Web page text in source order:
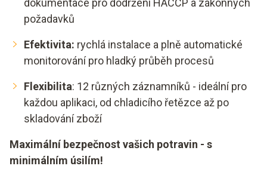
dokumentace pro dodržení HACCP a zákonných
požadavků
Efektivita: rychlá instalace a plně automatické
monitorování pro hladký průběh procesů
Flexibilita: 12 různých záznamníků - ideální pro
každou aplikaci, od chladicího řetězce až po
skladování zboží
Maximální bezpečnost vašich potravin - s
minimálním úsilím!